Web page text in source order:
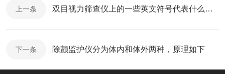
上一条 双目视力筛查仪上的一些英文符号代表什么意思呢？
下一条 除颤监护仪分为体内和体外两种，原理如下